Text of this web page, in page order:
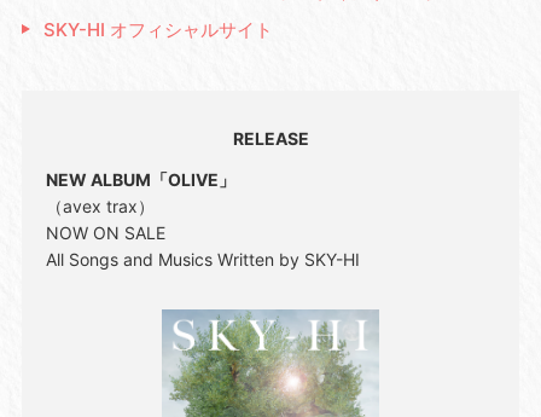
SKY-HI オフィシャルサイト
RELEASE
NEW ALBUM「OLIVE」
（avex trax）
NOW ON SALE
All Songs and Musics Written by SKY-HI